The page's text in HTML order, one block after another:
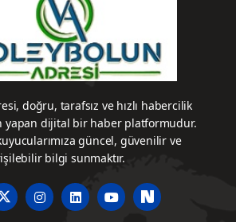
doğru, tarafsız ve hızlı habercilik
yapan dijital bir haber platformudur.
güncel, güvenilir ve
bilgi sunmaktır.